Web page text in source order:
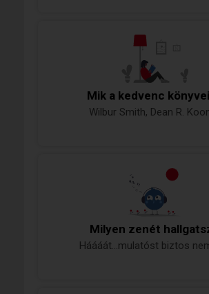
Mik a kedvenc
Wilbur Smith, Dean R.
Milyen zenét
Háááát...mulatóst biztos